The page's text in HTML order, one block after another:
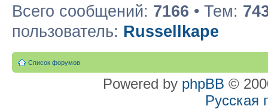
Всего сообщений: 7166 • Тем:
пользователь: Russellkape
Список форумов
Powered by phpBB ©
Русская